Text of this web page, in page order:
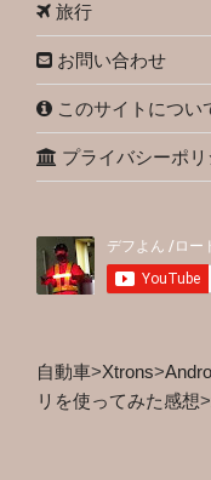
旅行
お問い合わせ
このサイトについ
プライバシーポリ
自動車>Xtrons>
リを使ってみた感想>